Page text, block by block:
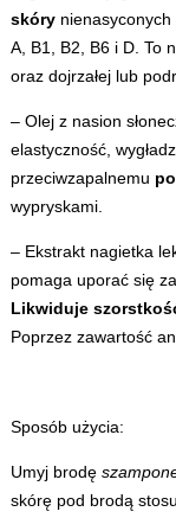
skórynienasyconych
A, B1, B2, B6 i D. To
oraz dojrzałej lub
– Olej z nasion
elastyczność,
przeciwzapalnemu
wypryskami.
– Ekstrakt nagietka
pomaga uporać się
Likwiduje
Poprzez zawartość
Sposób użycia:
Umyj brodę
skórę pod brodą